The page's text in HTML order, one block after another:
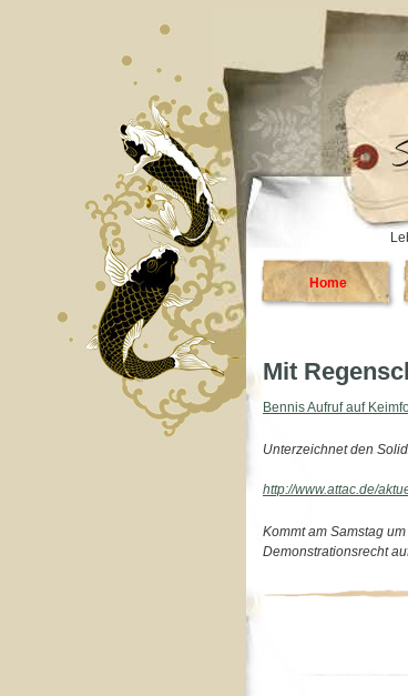
Home
Mit
Bennis Aufruf auf
Unterzeichnet den
http://www.attac.de/
Kommt am Samstag
Demonstrationsrecht